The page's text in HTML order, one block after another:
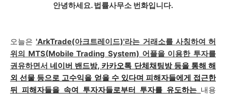
안녕하세요. 법률사무소 번화입니다.
오늘은 'ArkTrade(아크트레이드)'라는 거래소를 사칭하여 허
위의 MTS(Mobile Trading System) 어플을 이용한 투자를
권유하면서 네이버 밴드방, 카카오톡 단체채팅방 등을 통해 해
외 선물 등으로 고수익을 얻을 수 있다며 피해자들에게 접근한
뒤 피해자들을 속여 투자자들로부터 투자를 유도하는 내용